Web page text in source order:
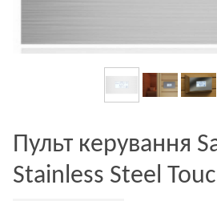
Пульт керування
Stainless Steel